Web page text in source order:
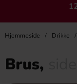
Hjemmeside Drikke
Brus,